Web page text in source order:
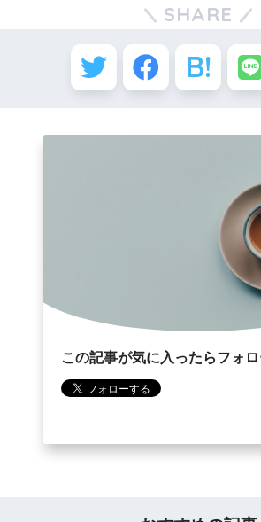
SHARE
この記事が気に入ったらフォ